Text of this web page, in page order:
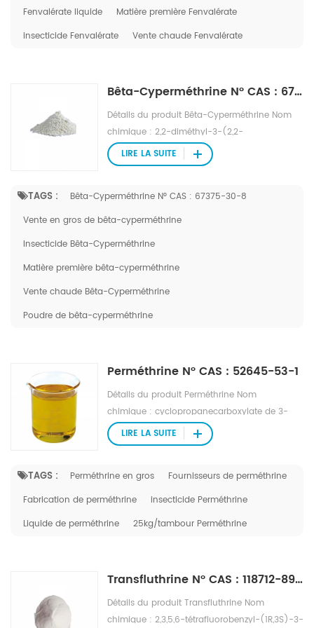
d'ébullition :> 200℃/1.0mmHg Pression de
(25℃)
Fenvalérate liquide
Matière première Fenvalérate
insecticide Fenvalérate
Vente chaude Fenvalérate
Bêta-Cyperméthrine N° CAS : 67375-30-8
Détails du produit Bêta-Cyperméthrine Nom
chimique : 2,2-diméthyl-3-(2,2-
dichlorovinyl)cyclopropanecarboxylate-α-
cyano-(3-phénoxy)-benzylester N° CAS :
ou jaune laiteux Formule : C 22 H 19 Cl 2 N O 3
Poids de la formule : 416,35 Point de fusion ::
TAGS :
Bêta-Cyperméthrine N° CAS : 67375-30-8
Vente en gros de bêta-cyperméthrine
Insecticide Bêta-Cyperméthrine
Matière première bêta-cyperméthrine
Vente chaude Bêta-Cyperméthrine
Poudre de bêta-cyperméthrine
LIRE LA SUITE
Perméthrine N° CAS : 52645-53-1
Détails du produit Perméthrine Nom
chimique : cyclopropanecarboxylate de 3-
phénoxybenzyl-(1R,S)-cis,trans-2,2-diméthyl-
3-(2,2-dichlorovinyle) N° CAS : 52645-53-1
brun pâle. Peut devenir solide pendant une
longue période de stockage. Formule : C 21 H
d'ébullition ::200℃/1.33Pa ou 220℃/6.67 Pa
TAGS : Perméthrine en gros
Fournisseurs de perméthrine
Fabrication de perméthrine
insecticide Perméthrine
Liquide de perméthrine
25kg/tambour Perméthrine
LIRE LA SUITE
Transfluthrine N° CAS : 118712-89-3
Détails du produit Transfluthrine Nom
chimique : 2,3,5,6-tétrafluorobenzyl-(1R,3S)-3-